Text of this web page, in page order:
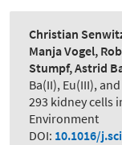
Christian
Manja Vogel,
Stumpf, Astrid
Ba(II), Eu(III),
293 kidney cells
Environment
DOI: 10.1016/